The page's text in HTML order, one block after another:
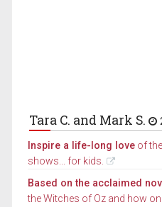
Tara C. and Mark S.
Inspire a life-long love of
shows... for kids.
Based on the acclaimed
the Witches of Oz and how